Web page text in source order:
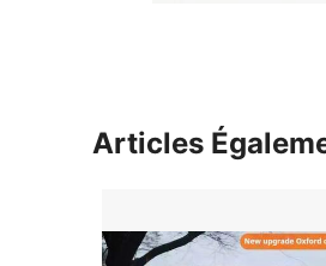
Articles